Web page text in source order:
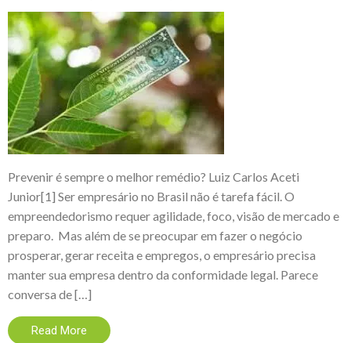
Prevenir é sempre o melhor remédio? Luiz Carlos Aceti
Junior[1] Ser empresário no Brasil não é tarefa fácil. O
empreendedorismo requer agilidade, foco, visão de mercado e
preparo. Mas além de se preocupar em fazer o negócio
prosperar, gerar receita e empregos, o empresário precisa
manter sua empresa dentro da conformidade legal. Parece
conversa de […]
Read More